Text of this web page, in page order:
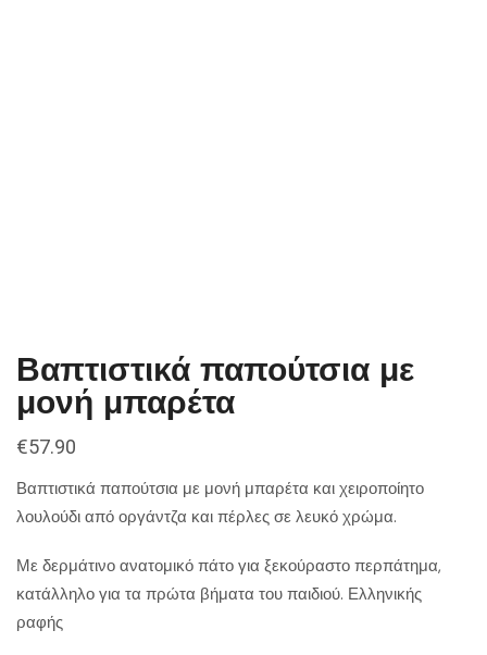
Βαπτιστικά παπούτσια με
μονή μπαρέτα
€57.90
Βαπτιστικά παπούτσια με μονή μπαρέτα και χειροποίητο
λουλούδι από οργάντζα και πέρλες σε λευκό χρώμα.
Με δερμάτινο ανατομικό πάτο για ξεκούραστο περπάτημα,
κατάλληλο για τα πρώτα βήματα του παιδιού. Ελληνικής
ραφής